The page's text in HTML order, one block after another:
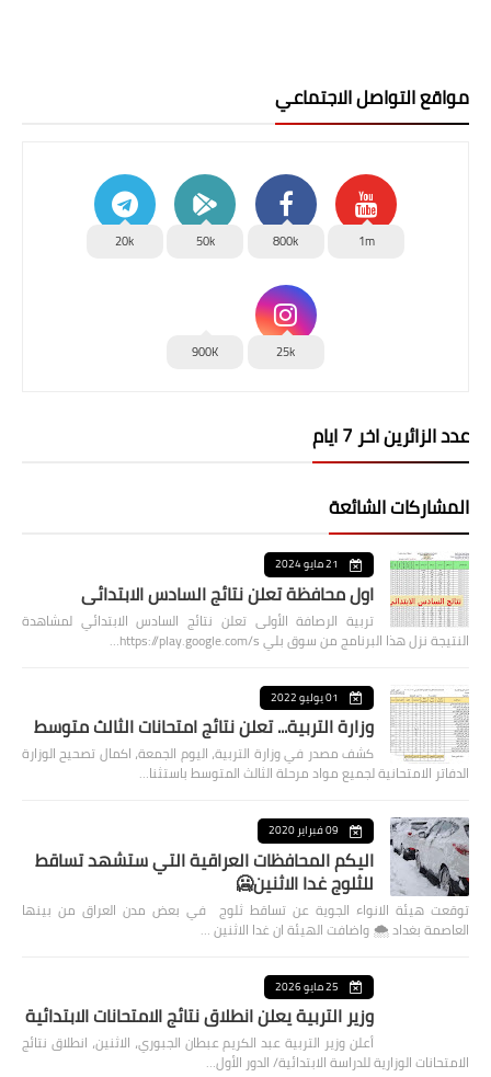
مواقع التواصل الاجتماعي
1m
800k
50k
20k
25k
900K
عدد الزائرين اخر 7 ايام
المشاركات الشائعة
21 مايو 2024
اول محافظة تعلن نتائج السادس الابتدائي
تربية الرصافة الأولى تعلن نتائج السادس الابتدائي لمشاهدة
النتيجة نزل هذا البرنامج من سوق بلي https://play.google.com/s…
01 يوليو 2022
وزارة التربية... تعلن نتائج امتحانات الثالث متوسط
كشف مصدر في وزارة التربية، اليوم الجمعة، اكمال تصحيح الوزارة
الدفاتر الامتحانية لجميع مواد مرحلة الثالث المتوسط باستثنا…
09 فبراير 2020
اليكم المحافظات العراقية التي ستشهد تساقط
للثلوج غدا الاثنين🥶
توقعت هيئة الانواء الجوية عن تساقط ثلوج في بعض مدن العراق من بينها
العاصمة بغداد ⁦🌨️⁩ واضافت الهيئة ان غدا الاثنين …
25 مايو 2026
وزير التربية يعلن انطلاق نتائج الامتحانات الابتدائية
أعلن وزير التربية عبد الكريم عبطان الجبوري، الاثنين، انطلاق نتائج
الامتحانات الوزارية للدراسة الابتدائية/ الدور الأول…